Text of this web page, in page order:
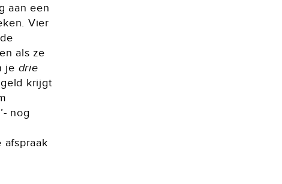
aan een
Vier
als ze
je drie
krijgt
nog
afspraak